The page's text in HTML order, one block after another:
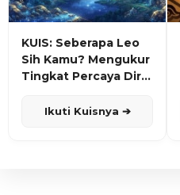
KUIS: Seberapa Leo
Sih Kamu? Mengukur
Tingkat Percaya Diri
Ikuti Kuisnya ➔